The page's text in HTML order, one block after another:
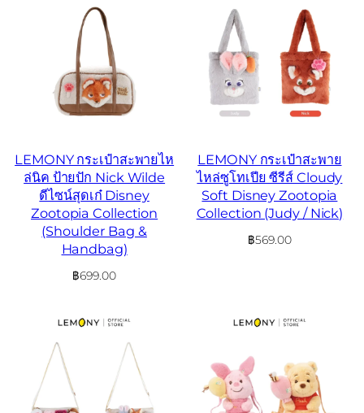
LEMONY กระเป๋าสะพายไห
ล่นิค ป้ายปัก Nick Wilde
ดีไซน์สุดเก๋ Disney
Zootopia Collection
(Shoulder Bag &
Handbag)
฿699.00
LEMONY กระเป๋าสะพาย
ไหล่ซูโทเปีย ซีรีส์ Cloudy
Soft Disney Zootopia
Collection (Judy / Nick)
฿569.00